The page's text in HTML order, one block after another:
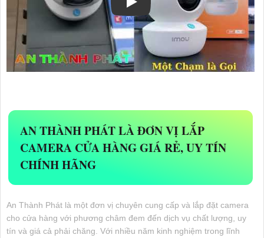
AN THÀNH PHÁT LÀ ĐƠN VỊ LẮP
CAMERA CỬA HÀNG GIÁ RẺ, UY TÍN
CHÍNH HÃNG
An Thành Phát là một đơn vị chuyên cung cấp và lắp đặt camera
cho cửa hàng với phương châm đem đến dịch vụ chất lượng, uy
tín và giá cả phải chăng. Với nhiều năm kinh nghiệm trong lĩnh